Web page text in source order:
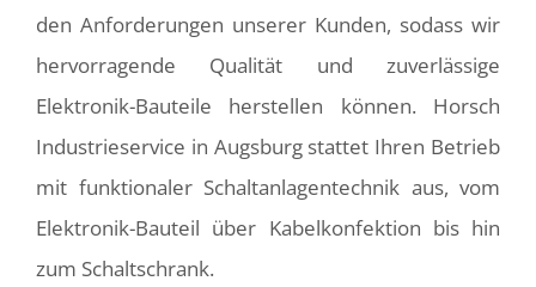
den Anforderungen unserer Kunden, sodass wir
hervorragende Qualität und zuverlässige
Elektronik-Bauteile herstellen können. Horsch
Industrieservice in Augsburg stattet Ihren Betrieb
mit funktionaler Schaltanlagentechnik aus, vom
Elektronik-Bauteil über Kabelkonfektion bis hin
zum Schaltschrank.